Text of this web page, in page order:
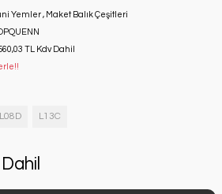
Yemler , Maket Balık Çeşitleri
TL Kdv Dahil
L08D L13C